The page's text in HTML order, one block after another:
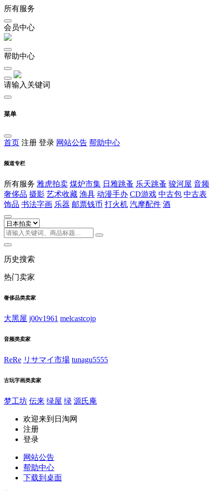
所有服务
会员中心
帮助中心
请输入关键词
菜单
首页 注册 登录 网站公告 帮助中心
频道专栏
所有服务 雅虎拍卖 煤炉市集 日雅跳蚤 乐天跳蚤 骏河屋 音频
奢侈品 摄影 艺术收藏 渔具 动漫手办 CD游戏 中古包 中古表
饰品 书法字画 乐器 邮票钱币 打火机 汽摩配件 酒
历史搜索
热门卖家
奢侈品类卖家
大黑屋 j00v1961 melcastcojp
音频类卖家
ReRe リサマイ市場 tunagu5555
古玩字画类卖家
梦工坊 伝来 绿屋 绿 源氏庵
欢迎来到日淘网
注册
登录
网站公告
帮助中心
下载到桌面